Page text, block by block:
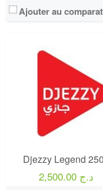
Ajouter au
Djezzy Legend
2,500.00 د.ج